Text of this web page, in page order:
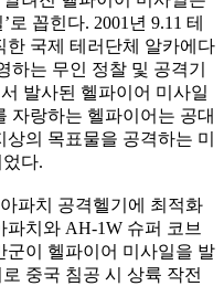
꼽힌다. 2001년 9.11 테
한 국제 테러단체 알카에다
하는 무인 정찰 및 공격기
발사된 헬파이어 미사일
자랑하는 헬파이어는 공대
의 목표물을 공격하는 미
다.
파치 공격헬기에 최적화
치와 AH-1W 슈퍼 코브
군이 헬파이어 미사일을 발
중국 침공 시 상륙 작전